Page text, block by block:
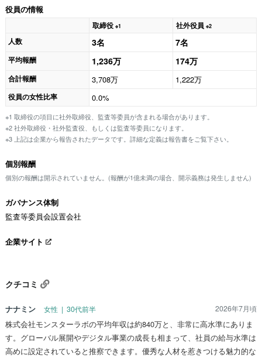
役員の情報
取締役 ※1 社外役員 ※2
人数 3名 7名
平均報酬 1,236万 174万
合計報酬 3,708万 1,222万
役員の女性比率 0.0%
※1 取締役の項目に社外取締役、監査等委員が含まれる場合があります。
※2 社外取締役・社外監査役、もしくは監査等委員になります。
※3 上記は企業から報告されたデータです。詳細な定義は報告書をご覧下さい。
個別報酬
個別の報酬は開示されていません。(報酬が1億未満の場合、開示義務は発生しません)
ガバナンス体制
監査等委員会設置会社
企業サイト
クチコミ
ナナミン 女性 | 30代前半 2026年7月頃
株式会社モンスターラボの平均年収は約840万と、非常に高水準にありま
す。グローバル展開やデジタル事業の成長も相まって、社員の給与水準は
高めに設定されていると推察できます。優秀な人材を惹きつける魅力的な